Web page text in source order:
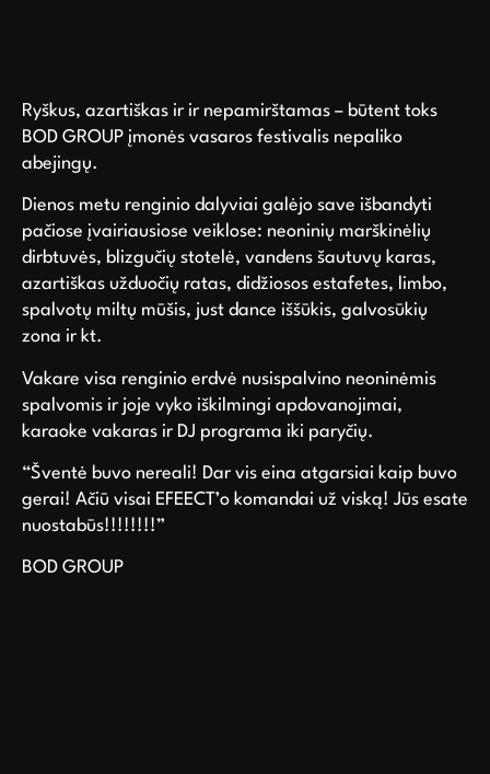
Ryškus, azartiškas ir ir nepamirštamas – būtent toks
BOD GROUP įmonės vasaros festivalis nepaliko
abejingų.
Dienos metu renginio dalyviai galėjo save išbandyti
pačiose įvairiausiose veiklose: neoninių marškinėlių
dirbtuvės, blizgučių stotelė, vandens šautuvų karas,
azartiškas užduočių ratas, didžiosos estafetes, limbo,
spalvotų miltų mūšis, just dance iššūkis, galvosūkių
zona ir kt.
Vakare visa renginio erdvė nusispalvino neoninėmis
spalvomis ir joje vyko iškilmingi apdovanojimai,
karaoke vakaras ir DJ programa iki paryčių.
“Šventė buvo nereali! Dar vis eina atgarsiai kaip buvo
gerai! Ačiū visai EFEECT’o komandai už viską! Jūs esate
nuostabūs!!!!!!!!”
BOD GROUP